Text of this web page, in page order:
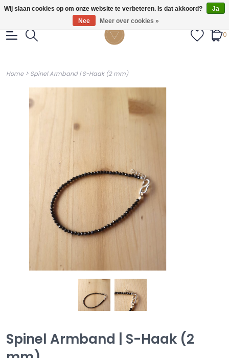
Gratis verzendig vanaf €55.
0
Home> Spinel Armband | S-Haak (2 mm)
Spinel Armband | S-Haak (2
Wij slaan cookies op om onze website te verbeteren. Is dat akkoord?
Ja
Nee
Meer over cookies »